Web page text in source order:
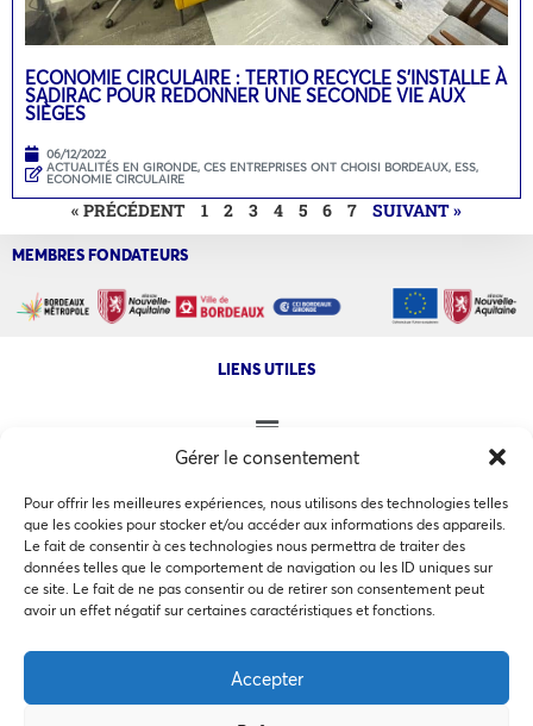
Gérer le consentement
Pour offrir les meilleures expériences, nous utilisons des technologies telles
que les cookies pour stocker et/ou accéder aux informations des appareils.
Le fait de consentir à ces technologies nous permettra de traiter des
données telles que le comportement de navigation ou les ID uniques sur
ce site. Le fait de ne pas consentir ou de retirer son consentement peut
avoir un effet négatif sur certaines caractéristiques et fonctions.
Accepter
Ce site utilise des cookies pour les statistiques et pour
politique de confidentialité
ECONOMIE CIRCULAIRE : TERTIO RECYCLE S’INSTALLE À
SADIRAC POUR REDONNER UNE SECONDE VIE AUX
SIÈGES
06/12/2022
ACTUALITÉS EN GIRONDE, CES ENTREPRISES ONT CHOISI BORDEAUX, ESS,
ECONOMIE CIRCULAIRE
« PRÉCÉDENT 1 2 3 4 5 6 7 SUIVANT »
MEMBRES FONDATEURS
LIENS UTILES
33000 Bordeaux